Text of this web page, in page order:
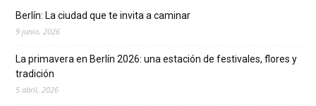
Berlín: La ciudad que te invita a caminar
9 junio, 2026
La primavera en Berlín 2026: una estación de festivales, flores y
tradición
5 abril, 2026